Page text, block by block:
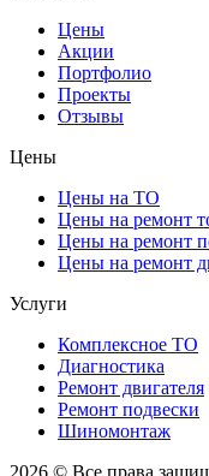
Цены
Акции
Портфолио
Проекты
Отзывы
Цены
Цены на ТО
Цены на ремонт
Цены на ремонт
Цены на ремонт
Услуги
Комплексное ТО
Диагностика
Ремонт двигателя
Ремонт подвески
Шиномонтаж
2026 © Все права